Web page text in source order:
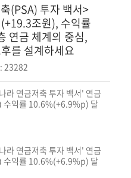
(PSA) 투자 백서>
조원), 수익률
연금 체계의 중심,
를 설계하세요
23282
연금저축 투자 백서' 연금
수익률 10.6%(+6.9%p) 달
연금저축 투자 백서' 연금
수익률 10.6%(+6.9%p) 달